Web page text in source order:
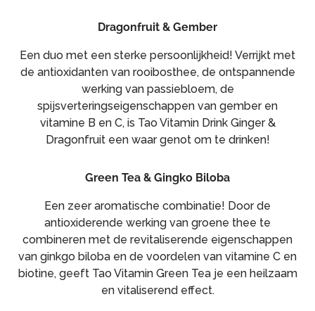
Dragonfruit & Gember
Een duo met een sterke persoonlijkheid! Verrijkt met
de antioxidanten van rooibosthee, de ontspannende
werking van passiebloem, de
spijsverteringseigenschappen van gember en
vitamine B en C, is Tao Vitamin Drink Ginger &
Dragonfruit een waar genot om te drinken!
Green Tea & Gingko Biloba
Een zeer aromatische combinatie! Door de
antioxiderende werking van groene thee te
combineren met de revitaliserende eigenschappen
van ginkgo biloba en de voordelen van vitamine C en
biotine, geeft Tao Vitamin Green Tea je een heilzaam
en vitaliserend effect.